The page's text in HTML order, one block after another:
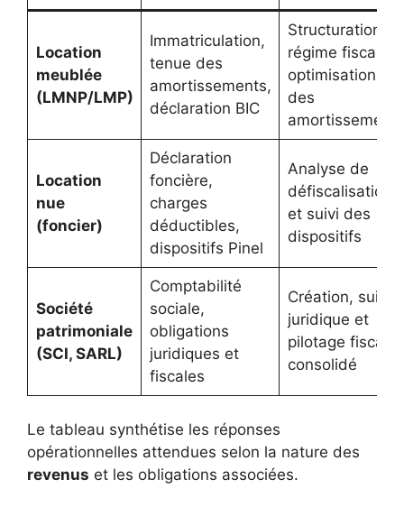
Location
meublée
(LMNP/LMP)
Immatriculation,
tenue des
amortissements,
déclaration BIC
Structuration du
régime fiscal et
optimisation
des
amortissements
Location
nue
(foncier)
Déclaration
foncière,
charges
déductibles,
dispositifs Pinel
Analyse de
défiscalisation
et suivi des
dispositifs
Société
patrimoniale
(SCI, SARL)
Comptabilité
sociale,
obligations
juridiques et
fiscales
Création, suivi
juridique et
pilotage fiscal
consolidé
Le tableau synthétise les réponses
opérationnelles attendues selon la nature des
revenus et les obligations associées.